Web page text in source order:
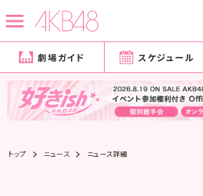
劇場ガイド スケジュール
トップ ニュース ニュース詳細